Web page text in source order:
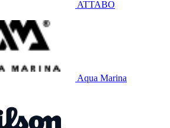
ATTABO
Aqua Marina